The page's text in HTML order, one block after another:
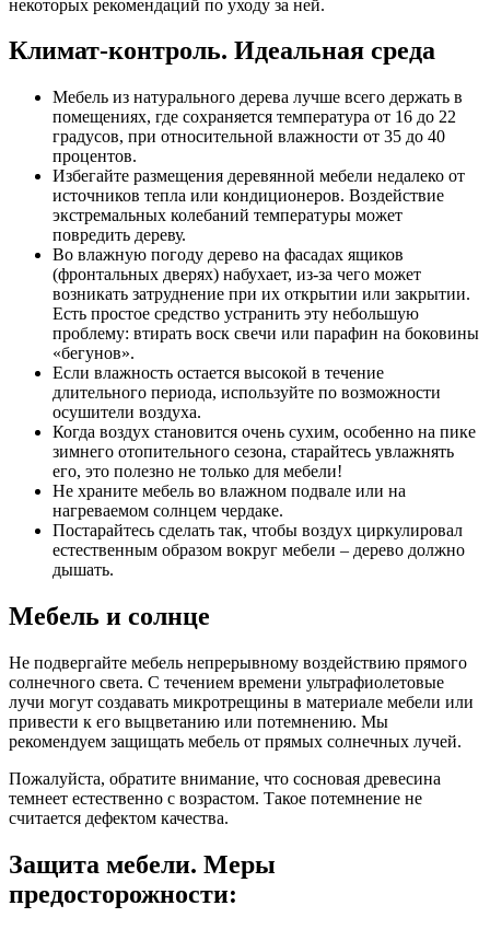
некоторых рекомендаций по уходу за ней.
Климат-контроль. Идеальная среда
Мебель из натурального дерева лучше всего держать в
помещениях, где сохраняется температура от 16 до 22
градусов, при относительной влажности от 35 до 40
процентов.
Избегайте размещения деревянной мебели недалеко от
источников тепла или кондиционеров. Воздействие
экстремальных колебаний температуры может
повредить дереву.
Во влажную погоду дерево на фасадах ящиков
(фронтальных дверях) набухает, из-за чего может
возникать затруднение при их открытии или закрытии.
Есть простое средство устранить эту небольшую
проблему: втирать воск свечи или парафин на боковины
«бегунов».
Если влажность остается высокой в течение
длительного периода, используйте по возможности
осушители воздуха.
Когда воздух становится очень сухим, особенно на пике
зимнего отопительного сезона, старайтесь увлажнять
его, это полезно не только для мебели!
Не храните мебель во влажном подвале или на
нагреваемом солнцем чердаке.
Постарайтесь сделать так, чтобы воздух циркулировал
естественным образом вокруг мебели – дерево должно
дышать.
Мебель и солнце
Не подвергайте мебель непрерывному воздействию прямого
солнечного света. С течением времени ультрафиолетовые
лучи могут создавать микротрещины в материале мебели или
привести к его выцветанию или потемнению. Мы
рекомендуем защищать мебель от прямых солнечных лучей.
Пожалуйста, обратите внимание, что сосновая древесина
темнеет естественно с возрастом. Такое потемнение не
считается дефектом качества.
Защита мебели. Меры
предосторожности: